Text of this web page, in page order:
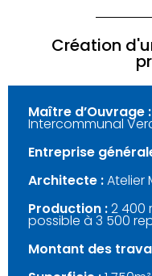
Création
Maître d’Ouvrage :
Intercommunal
Entreprise
Architecte :Atelier
Production :2 400
possible à 3 500
Montant des